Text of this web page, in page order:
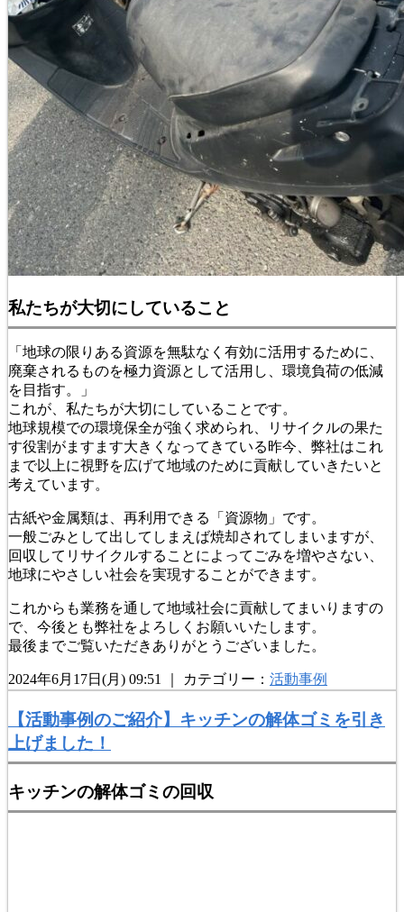
私たちが大切にしていること
「地球の限りある資源を無駄なく有効に活用するために、
廃棄されるものを極力資源として活用し、環境負荷の低減
を目指す。」
これが、私たちが大切にしていることです。
地球規模での環境保全が強く求められ、リサイクルの果た
す役割がますます大きくなってきている昨今、弊社はこれ
まで以上に視野を広げて地域のために貢献していきたいと
考えています。
古紙や金属類は、再利用できる「資源物」です。
一般ごみとして出してしまえば焼却されてしまいますが、
回収してリサイクルすることによってごみを増やさない、
地球にやさしい社会を実現することができます。
これからも業務を通して地域社会に貢献してまいりますの
で、今後とも弊社をよろしくお願いいたします。
最後までご覧いただきありがとうございました。
2024年6月17日(月) 09:51 ｜ カテゴリー： 活動事例
【活動事例のご紹介】キッチンの解体ゴミを引き
上げました！
キッチンの解体ゴミの回収